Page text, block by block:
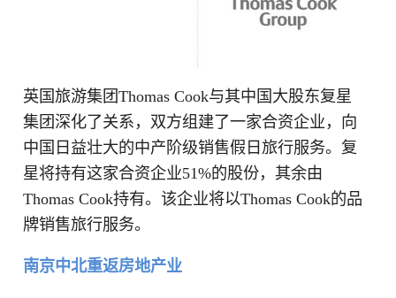
英国旅游集团Thomas Cook与其中国大股东复星
集团深化了关系，双方组建了一家合资企业，向
中国日益壮大的中产阶级销售假日旅行服务。复
星将持有这家合资企业51%的股份，其余由
Thomas Cook持有。该企业将以Thomas Cook的品
牌销售旅行服务。
南京中北重返房地产业